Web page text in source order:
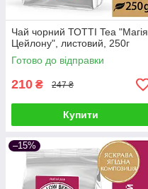
Чай чорний ТОТТІ Tea "Магія
Цейлону", листовий, 250г
Готово до відправки
210 ₴ 247 ₴
Купити
–15%